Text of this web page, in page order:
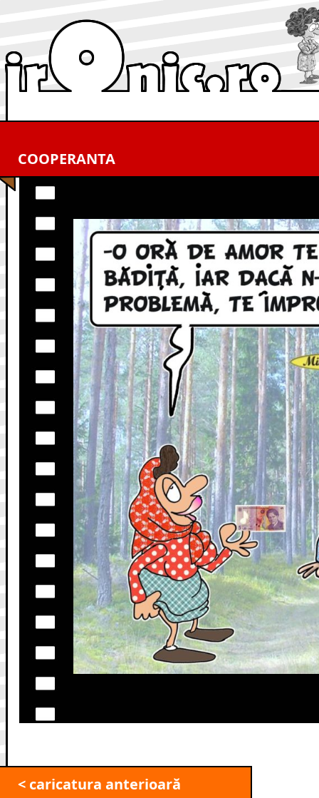
COOPERANTA
< caricatura anterioară